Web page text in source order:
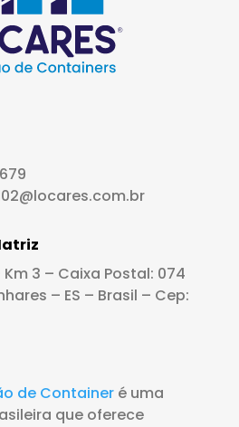
Km 3 – Caixa Postal: 074
– ES – Brasil – Cep:
de Containeré uma
que oferece